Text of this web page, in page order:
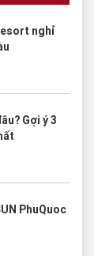
nghỉ
Gợi ý 3
PhuQuoc